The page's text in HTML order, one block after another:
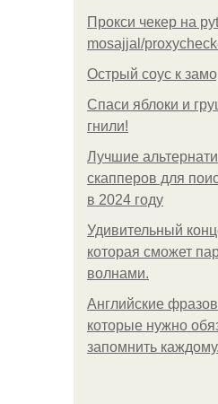
Прокси чекер на
mosajjal/
Острый соус к
Спаси яблоки и
гнили!
Лучшие
скапперов для
в 2024 году
Удивительный
которая сможет
волнами.
Английские
которые нужно
запомнить каждому.